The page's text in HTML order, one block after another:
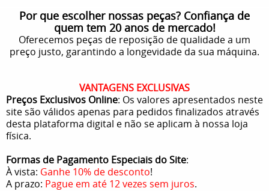
Por que escolher nossas peças? Confiança de
quem tem 20 anos de mercado!
Oferecemos peças de reposição de qualidade a um
preço justo, garantindo a longevidade da sua máquina.
VANTAGENS EXCLUSIVAS
Preços Exclusivos Online: Os valores apresentados neste
site são válidos apenas para pedidos finalizados através
desta plataforma digital e não se aplicam à nossa loja
física.
Formas de Pagamento Especiais do Site:
À vista: Ganhe 10% de desconto!
A prazo: Pague em até 12 vezes sem juros.